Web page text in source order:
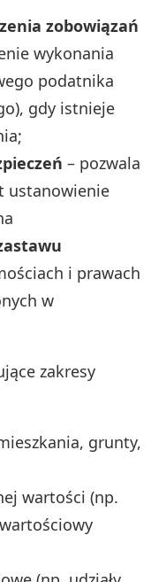
zobowiązań
wykonania
podatnika
gdy istnieje
– pozwala
ustanowienie
i prawach
w
zakresy
grunty,
wartości (np.